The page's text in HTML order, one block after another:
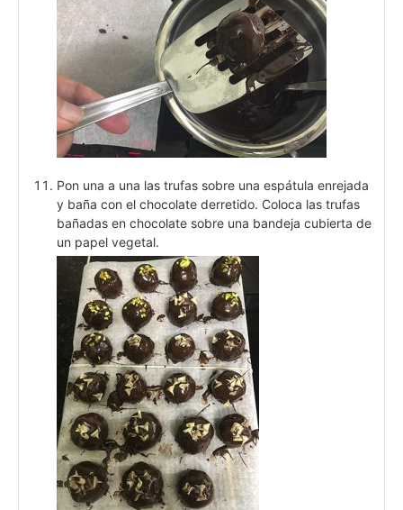
Pon una a una las trufas sobre una espátula enrejada
y baña con el chocolate derretido. Coloca las trufas
bañadas en chocolate sobre una bandeja cubierta de
un papel vegetal.